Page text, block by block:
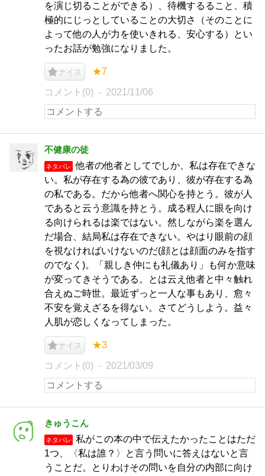
を演じ切ることができる）、待機するること、積
極的にじっとしていることの大切さ（そのことに
よって他の人が力を使いきれる、安心する）とい
ったお話が勉強になりました。
ナイス ★7
コメント(0) 2021/11/06
不健康の徒
ネタバレ
他者の他者としてでしか、私は存在できな
い。私が存在する為の彼であり、彼が存在する為
の私である。だから他者へ関心を持とう。彼が人
であると云う意識を持とう。成る程人に眼を向け
る向けられるは楽ではない。然しながら楽を選ん
だ場合、結局私は存在できない。やはり眼前の顔
を視なければいけないのだ(顔とは顔面のみを指す
のでなく)。「親しき仲にも礼儀あり」も何か意味
が変ってきそうである。とは云え他者と中々触れ
合えぬご時世。最近ずっと一人な事もあり、愈々
不安を覚えざるを得ない。さてどうしよう。益々
人肌が恋しくなってしまった。
ナイス ★3
コメント(0) 2021/03/09
きゅうこん
ネタバレ
私がこの本の中で伝えたかったことはただ
1つ、〈私は誰？〉と言う問いに答えはないと言
うことだ。とりわけその問いを自分の内部に向け